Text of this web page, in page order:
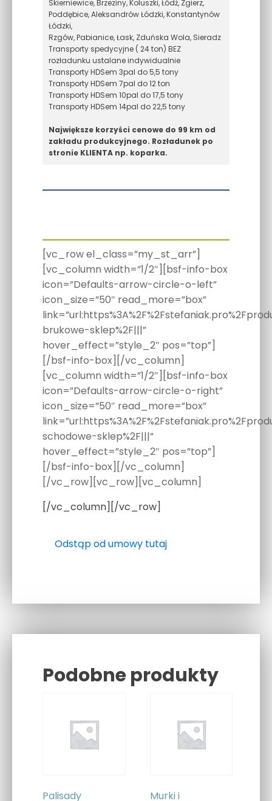
Skierniewice, Brzeziny, Koluszki, Łódż, Zgierz,
Poddębice, Aleksandrów Łódzki, Konstantynów
Łódzki,
Rzgów, Pabianice, Łask, Zduńska Wola, Sieradz
Transporty spedycyjne ( 24 ton) BEZ
rozładunku ustalane indywidualnie
Transporty HDSem 3pal do 5,5 tony
Transporty HDSem 7pal do 12 ton
Transporty HDSem 10pal do 17,5 tony
Transporty HDSem 14pal do 22,5 tony
Największe korzyści cenowe do 99 km od
zakładu produkcyjnego. Rozładunek po
stronie KLIENTA np. koparka.
[vc_row el_class=”my_st_arr”]
[vc_column width=”1/2″][bsf-info-box
icon=”Defaults-arrow-circle-o-left”
icon_size=”50″ read_more=”box”
brukowe-sklep%2F|||”
hover_effect=”style_2″ pos=”top”]
[/bsf-info-box][/vc_column]
[vc_column width=”1/2″][bsf-info-box
icon=”Defaults-arrow-circle-o-right”
icon_size=”50″ read_more=”box”
schodowe-sklep%2F|||”
hover_effect=”style_2″ pos=”top”]
[/bsf-info-box][/vc_column]
[/vc_row][vc_row][vc_column]
[/vc_column][/vc_row]
Odstąp od umowy tutaj
Podobne produkty
Palisady
Murki i